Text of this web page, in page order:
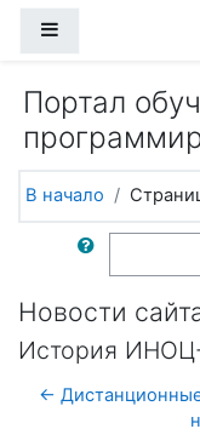
Портал
В начало
Поиск по
Новости
История
←